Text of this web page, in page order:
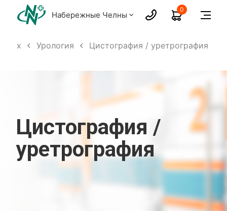
Набережные Челны
0
Урология Цистография / уретрография
Цистография /
уретрография